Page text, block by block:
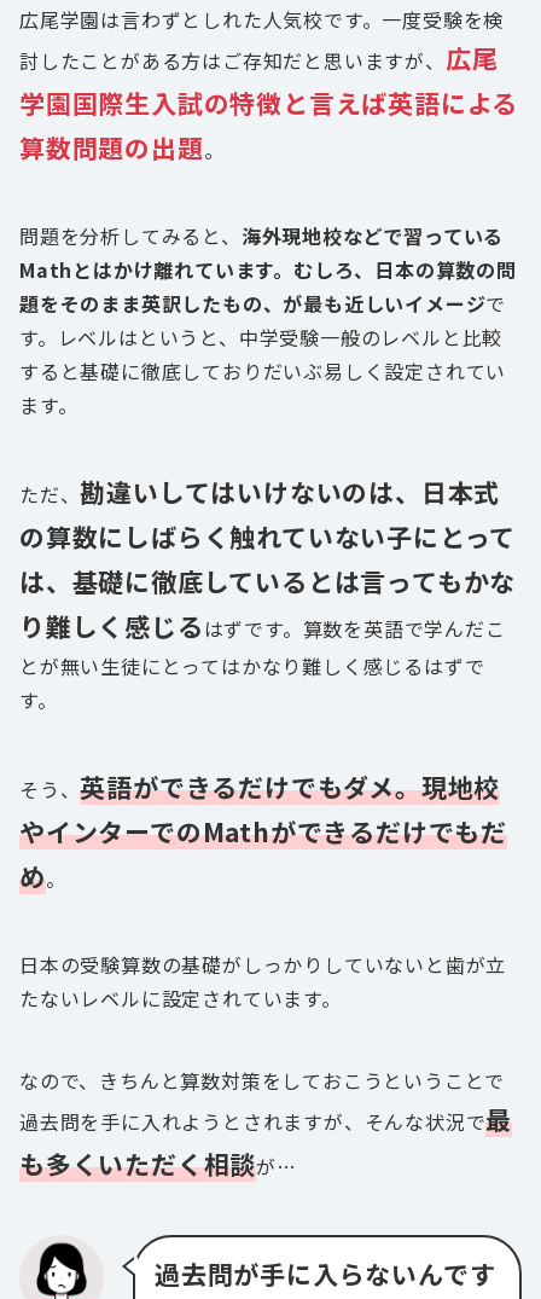
広尾学園は言わずとしれた人気校です。一度受験を検
討したことがある方はご存知だと思いますが、 広尾
学園国際生入試の特徴と言えば英語による
算数問題の出題。
問題を分析してみると、 海外現地校などで習っている
Mathとはかけ離れています。むしろ、日本の算数の問
題をそのまま英訳したもの、が最も近しいイメージで
す。レベルはというと、中学受験一般のレベルと比較
すると基礎に徹底しておりだいぶ易しく設定されてい
ます。
ただ、勘違いしてはいけないのは、日本式
の算数にしばらく触れていない子にとって
は、基礎に徹底しているとは言ってもかな
り難しく感じるはずです。算数を英語で学んだこ
とが無い生徒にとってはかなり難しく感じるはずで
す。
そう、英語ができるだけでもダメ。現地校
やインターでのMathができるだけでもだ
め。
日本の受験算数の基礎がしっかりしていないと歯が立
たないレベルに設定されています。
なので、きちんと算数対策をしておこうということで
過去問を手に入れようとされますが、そんな状況で最
も多くいただく相談が…
過去問が手に入らないんです